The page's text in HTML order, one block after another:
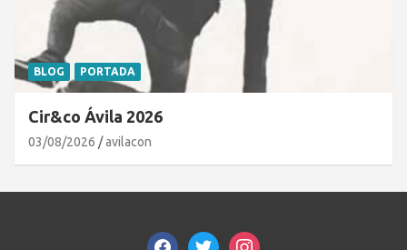
BLOG PORTADA
Cir&co Ávila 2026
03/08/2026 avilacon
facebooktwitterinstagram